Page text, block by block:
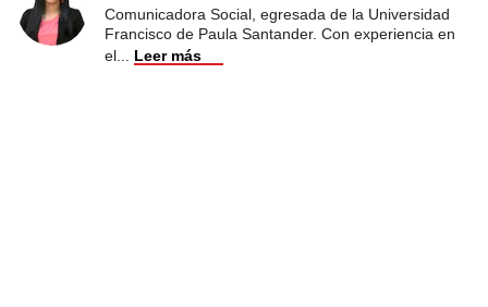
Comunicadora Social, egresada de la Universidad
Francisco de Paula Santander. Con experiencia en
el
Leer más